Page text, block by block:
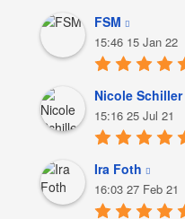
FSM
15:46 15 Jan 22
Nicole Schiller
15:16 25 Jul 21
Ira Foth
16:03 27 Feb 21